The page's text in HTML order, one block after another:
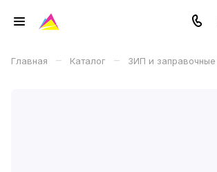
Главная – Каталог – ЗИП и